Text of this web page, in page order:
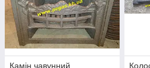
Камін чавунний